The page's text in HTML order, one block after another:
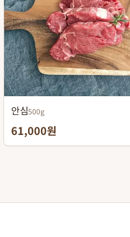
안심500g
61,000원